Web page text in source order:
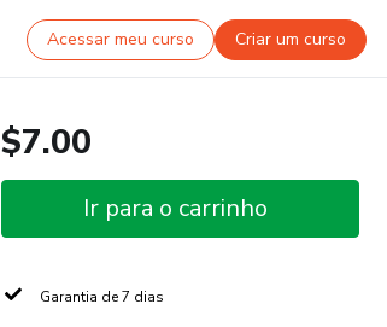
Acessar meu curso Criar um curso
$7.00
Ir para o carrinho
Garantia de 7 dias